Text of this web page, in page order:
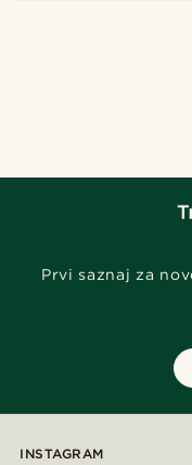
Prvi saznaj za
INSTAGRAM